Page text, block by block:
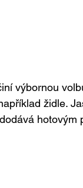
výbornou
židle.
hotovým